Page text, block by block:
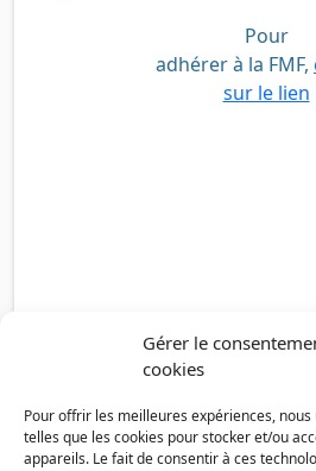
Gérer le
cookies
Pour offrir les meilleures expériences,
telles que les cookies pour stocker et/ou
appareils. Le fait de consentir à ces
Pour
adhérer à la FMF,
sur le lien